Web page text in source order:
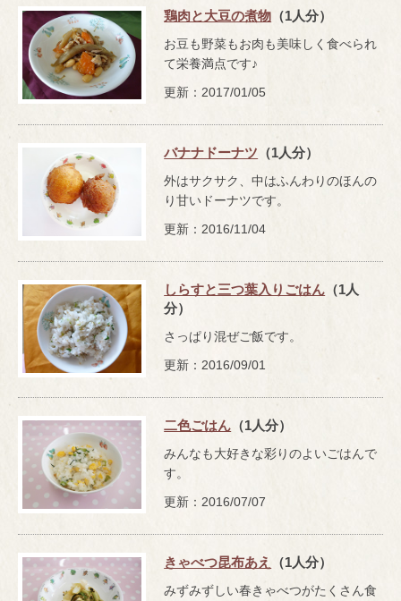
鶏肉と大豆の煮物 （1人分）
お豆も野菜もお肉も美味しく食べられ
て栄養満点です♪
更新：2017/01/05
バナナドーナツ （1人分）
外はサクサク、中はふんわりのほんの
り甘いドーナツです。
更新：2016/11/04
しらすと三つ葉入りごはん （1人
分）
さっぱり混ぜご飯です。
更新：2016/09/01
二色ごはん （1人分）
みんなも大好きな彩りのよいごはんで
す。
更新：2016/07/07
きゃべつ昆布あえ （1人分）
みずみずしい春きゃべつがたくさん食